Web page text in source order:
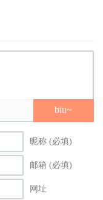
biu~
昵称 (必填)
邮箱 (必填)
网址